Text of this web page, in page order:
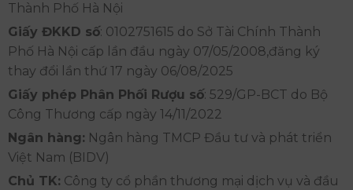
Thành Phố Hà Nội
Giấy ĐKKD số: 0102751615 do Sở Tài Chính Thành
Phố Hà Nội cấp lần đầu ngày 07/05/2008,đăng ký
thay đổi lần thứ 17 ngày 06/08/2025
Giấy phép Phân Phối Rượu số: 529/GP-BCT do Bộ
Công Thương cấp ngày 14/11/2022
Ngân hàng: Ngân hàng TMCP Đầu tư và phát triển
Việt Nam (BIDV)
Chủ TK: Công ty cổ phần thương mại dịch vụ và đầu